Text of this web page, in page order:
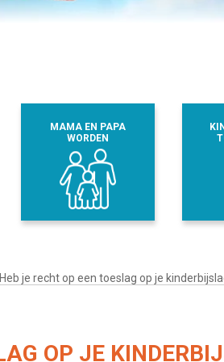
MAMA EN PAPA
WORDEN
Heb je recht op een toeslag op je
OP JE